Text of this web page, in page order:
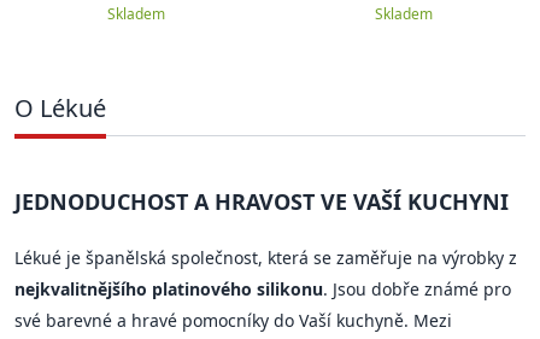
Skladem Skladem
O Lékué
JEDNODUCHOST A HRAVOST VE VAŠÍ KUCHYNI
Lékué je španělská společnost, která se zaměřuje na výrobky z
nejkvalitnějšího platinového silikonu. Jsou dobře známé pro
své barevné a hravé pomocníky do Vaší kuchyně. Mezi